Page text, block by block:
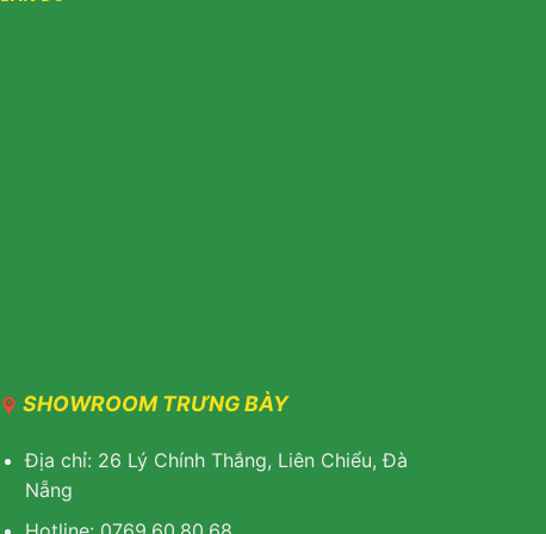
SHOWROOM TRƯNG BÀY
Địa chỉ: 26 Lý Chính Thắng, Liên Chiểu, Đà
Nẵng